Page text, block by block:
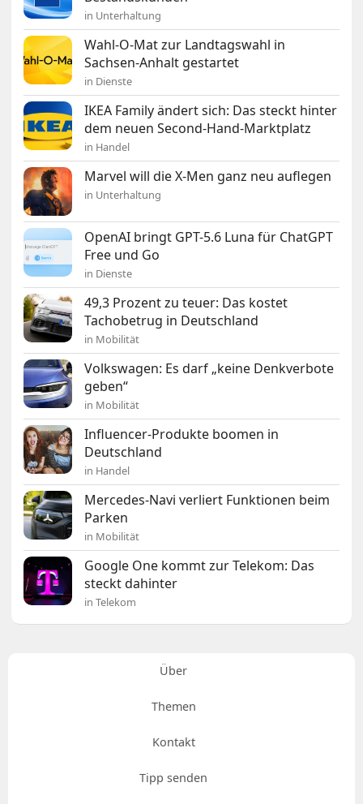
in Unterhaltung
Wahl-O-Mat zur Landtagswahl in
Sachsen-Anhalt gestartet
in Dienste
IKEA Family ändert sich: Das steckt hinter
dem neuen Second-Hand-Marktplatz
in Handel
Marvel will die X-Men ganz neu auflegen
in Unterhaltung
OpenAI bringt GPT-5.6 Luna für ChatGPT
Free und Go
in Dienste
49,3 Prozent zu teuer: Das kostet
Tachobetrug in Deutschland
in Mobilität
Volkswagen: Es darf „keine Denkverbote
geben“
in Mobilität
Influencer-Produkte boomen in
Deutschland
in Handel
Mercedes-Navi verliert Funktionen beim
Parken
in Mobilität
Google One kommt zur Telekom: Das
steckt dahinter
in Telekom
Über
Themen
Kontakt
Tipp senden